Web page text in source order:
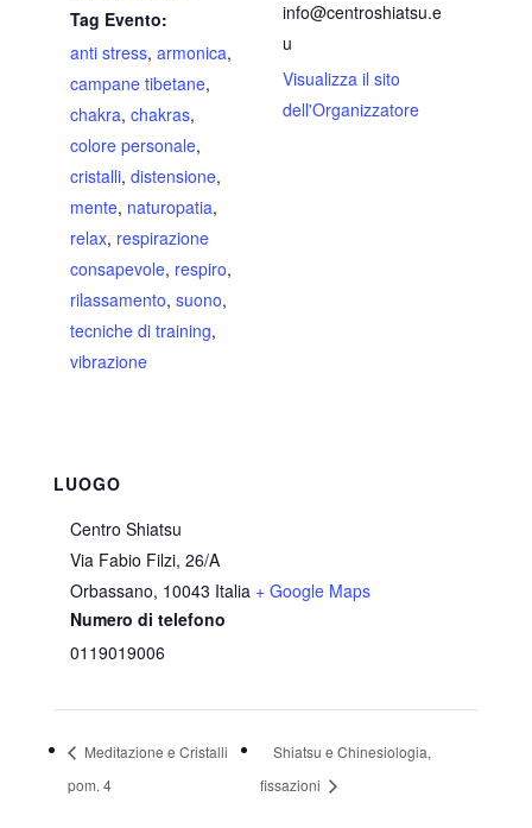
Tag Evento:
anti stress, armonica,
campane tibetane,
chakra, chakras,
colore personale,
cristalli, distensione,
mente, naturopatia,
relax, respirazione
consapevole, respiro,
rilassamento, suono,
tecniche di training,
vibrazione
info@centroshiatsu.e
u
Visualizza il sito
dell'Organizzatore
LUOGO
Centro Shiatsu
Via Fabio Filzi, 26/A
Orbassano, 10043 Italia + Google Maps
Numero di telefono
0119019006
Meditazione e Cristalli
pom. 4
Shiatsu e Chinesiologia,
fissazioni